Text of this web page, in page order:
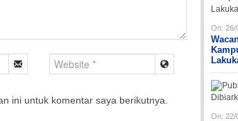
ini untuk komentar saya berikutnya.
On: 26/
On: 22/